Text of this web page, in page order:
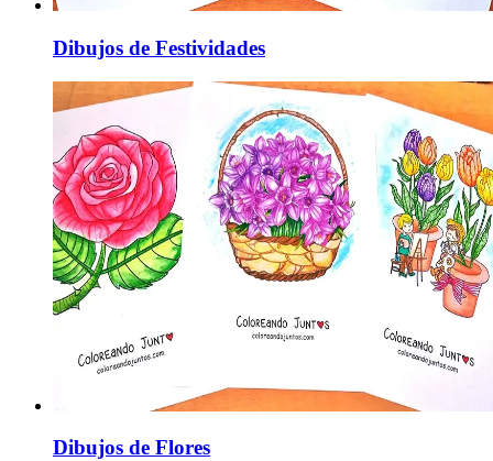
Dibujos de Festividades
Dibujos de Flores